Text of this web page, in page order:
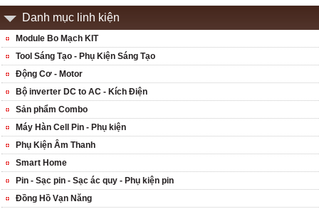
Danh mục linh kiện
Module Bo Mạch KIT
Tool Sáng Tạo - Phụ Kiện Sáng Tạo
Động Cơ - Motor
Bộ inverter DC to AC - Kích Điện
Sản phẩm Combo
Máy Hàn Cell Pin - Phụ kiện
Phụ Kiện Âm Thanh
Smart Home
Pin - Sạc pin - Sạc ác quy - Phụ kiện pin
Đồng Hồ Vạn Năng